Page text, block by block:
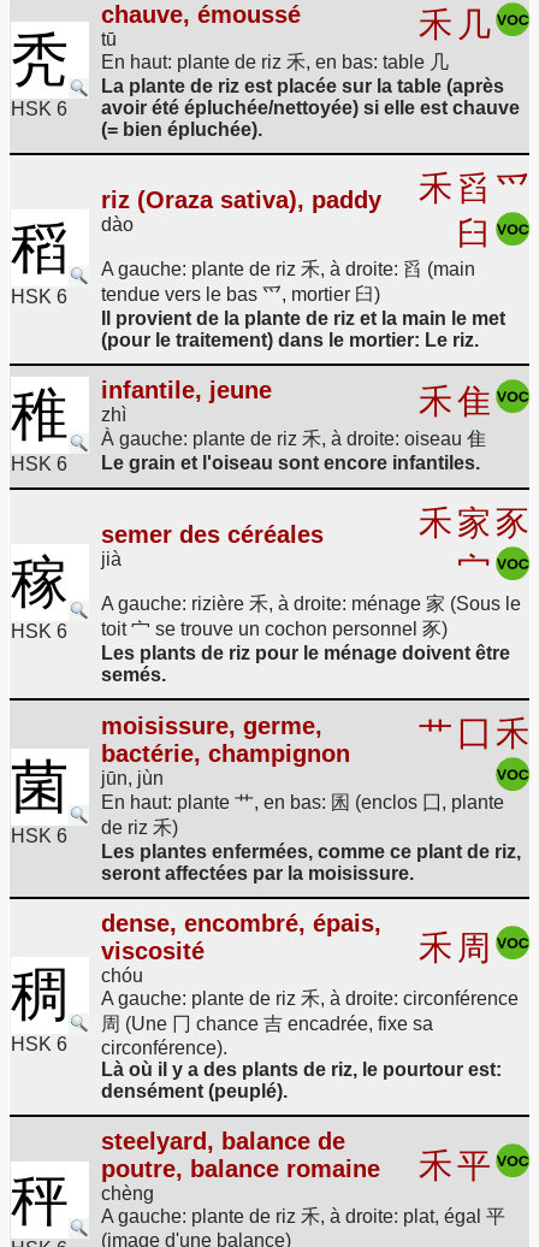
秃
HSK 6
chauve, émoussé
tū 禾 几
En haut: plante de riz 禾, en bas: table 几
La plante de riz est placée sur la table (après
avoir été épluchée/nettoyée) si elle est chauve
(= bien épluchée).
稻
HSK 6
riz (Oraza sativa), paddy
dào
禾 舀 爫
臼
A gauche: plante de riz 禾, à droite: 舀 (main
tendue vers le bas 爫, mortier 臼)
Il provient de la plante de riz et la main le met
(pour le traitement) dans le mortier: Le riz.
稚
HSK 6
infantile, jeune
zhì 禾隹
À gauche: plante de riz 禾, à droite: oiseau 隹
Le grain et l'oiseau sont encore infantiles.
稼
HSK 6
semer des céréales
jià
禾家豕
宀
A gauche: rizière 禾, à droite: ménage 家 (Sous le
toit 宀 se trouve un cochon personnel 豕)
Les plants de riz pour le ménage doivent être
semés.
菌
HSK 6
moisissure, germe,
bactérie, champignon
jūn, jùn
艹 囗 禾
En haut: plante 艹, en bas: 囷 (enclos 囗, plante
de riz 禾)
Les plantes enfermées, comme ce plant de riz,
seront affectées par la moisissure.
稠
HSK 6
dense, encombré, épais,
viscosité
chóu
禾 周
A gauche: plante de riz 禾, à droite: circonférence
周 (Une 冂 chance 吉 encadrée, fixe sa
circonférence).
Là où il y a des plants de riz, le pourtour est:
densément (peuplé).
秤
steelyard, balance de
poutre, balance romaine
chèng
禾平
A gauche: plante de riz 禾, à droite: plat, égal 平
(image d'une balance)